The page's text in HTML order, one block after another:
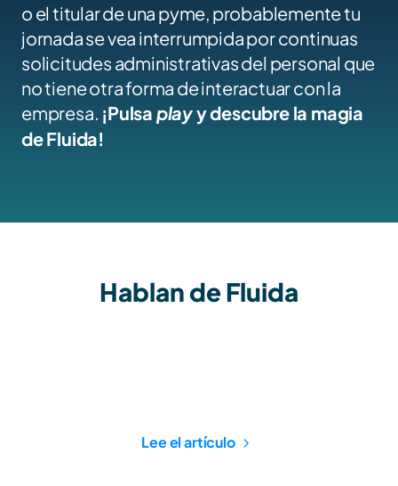
o el titular de una pyme, probablemente tu
jornada se vea interrumpida por continuas
solicitudes administrativas del personal que
no tiene otra forma de interactuar con la
empresa. ¡Pulsa play y descubre la magia
de Fluida!
Hablan de Fluida
Lee el artículo